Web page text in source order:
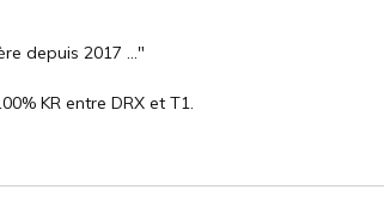
depuis 2017 ..."
KR entre DRX et T1.